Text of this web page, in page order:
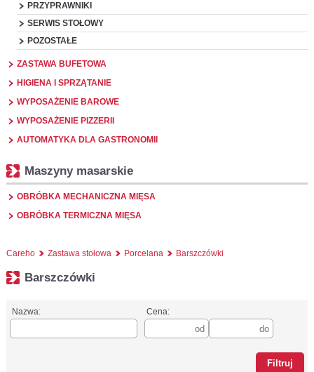
PRZYPRAWNIKI
SERWIS STOŁOWY
POZOSTAŁE
ZASTAWA BUFETOWA
HIGIENA I SPRZĄTANIE
WYPOSAŻENIE BAROWE
WYPOSAŻENIE PIZZERII
AUTOMATYKA DLA GASTRONOMII
Maszyny masarskie
OBRÓBKA MECHANICZNA MIĘSA
OBRÓBKA TERMICZNA MIĘSA
Careho Zastawa stołowa Porcelana Barszczówki
Barszczówki
Nazwa: Cena: